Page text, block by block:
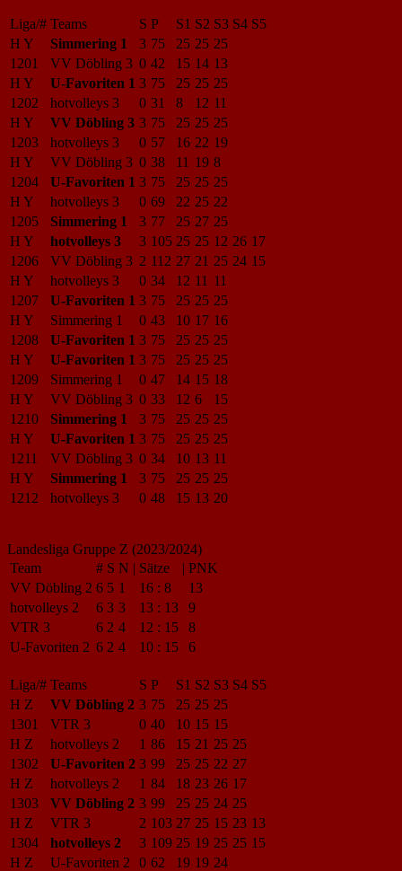
Liga/# Teams S P S1 S2 S3 S4 S5
H Y
Simmering 1 3 75 25 25 25
1201
VV Döbling 3 0 42 15 14 13
H Y
U-Favoriten 1 3 75 25 25 25
1202
hotvolleys 3 0 31 8 12 11
H Y
VV Döbling 3 3 75 25 25 25
1203
hotvolleys 3 0 57 16 22 19
H Y
VV Döbling 3 0 38 11 19 8
1204
U-Favoriten 1 3 75 25 25 25
H Y
hotvolleys 3 0 69 22 25 22
1205
Simmering 1 3 77 25 27 25
H Y
hotvolleys 3 3 105 25 25 12 26 17
1206
VV Döbling 3 2 112 27 21 25 24 15
H Y
hotvolleys 3 0 34 12 11 11
1207
U-Favoriten 1 3 75 25 25 25
H Y
Simmering 1 0 43 10 17 16
1208
U-Favoriten 1 3 75 25 25 25
H Y
U-Favoriten 1 3 75 25 25 25
1209
Simmering 1 0 47 14 15 18
H Y
VV Döbling 3 0 33 12 6
15
1210
Simmering 1 3 75 25 25 25
H Y
U-Favoriten 1 3 75 25 25 25
1211
VV Döbling 3 0 34 10 13 11
H Y
Simmering 1 3 75 25 25 25
1212
hotvolleys 3 0 48 15 13 20
Landesliga Gruppe Z (2023/2024)
Team
# S N | Sätze | PNK
VV Döbling 2 6 5 1 16 : 8
13
hotvolleys 2
6 3 3 13 : 13
9
VTR 3
6 2 4 12 : 15
8
U-Favoriten 2 6 2 4 10 : 15 6
Liga/# Teams S P S1 S2 S3 S4 S5
H Z
VV Döbling 2 3 75 25 25 25
1301
VTR 3 0 40 10 15 15
H Z
hotvolleys 2 1 86 15 21 25 25
1302
U-Favoriten 2 3 99 25 25 22 27
H Z
hotvolleys 2 1 84 18 23 26 17
1303
VV Döbling 2 3 99 25 25 24 25
H Z
VTR 3 2 103 27 25 15 23 13
1304
hotvolleys 2 3 109 25 19 25 25 15
H Z
U-Favoriten 2 0 62 19 19 24